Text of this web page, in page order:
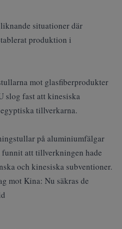
situationer där
produktion i
mot glasfiberprodukter
slog fast att kinesiska
tillverkarna.
på aluminiumfälgar
att tillverkningen hade
och kinesiska subventioner.
mot Kina: Nu säkras de